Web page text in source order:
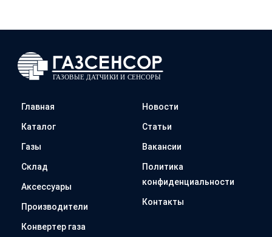
Главная
Каталог
Газы
Склад
Аксессуары
Производители
Конвертер газа
Новости
Статьи
Вакансии
Политика
конфиденциальности
Контакты